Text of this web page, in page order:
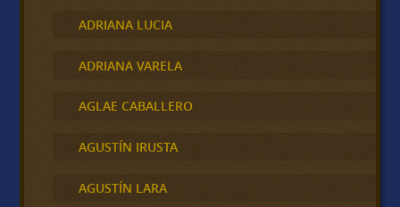
ADRIANA LUCIA
ADRIANA VARELA
AGLAE CABALLERO
AGUSTÍN IRUSTA
AGUSTÍN LARA